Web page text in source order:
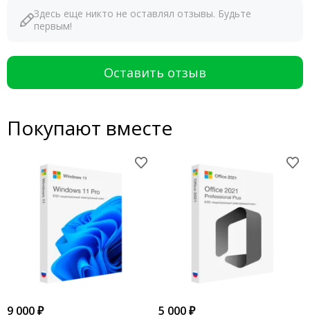
Здесь еще никто не оставлял отзывы. Будьте
первым!
Оставить отзыв
Покупают вместе
9 000 ₽ 5 000 ₽